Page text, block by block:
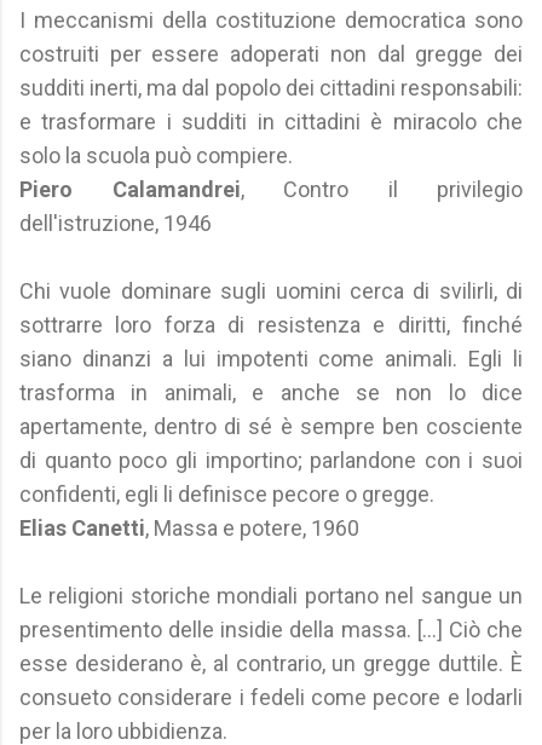
I meccanismi della costituzione democratica sono
costruiti per essere adoperati non dal gregge dei
sudditi inerti, ma dal popolo dei cittadini responsabili:
e trasformare i sudditi in cittadini è miracolo che
solo la scuola può compiere.
Piero Calamandrei, Contro il privilegio
dell'istruzione, 1946
Chi vuole dominare sugli uomini cerca di svilirli, di
sottrarre loro forza di resistenza e diritti, finché
siano dinanzi a lui impotenti come animali. Egli li
trasforma in animali, e anche se non lo dice
apertamente, dentro di sé è sempre ben cosciente
di quanto poco gli importino; parlandone con i suoi
confidenti, egli li definisce pecore o gregge.
Elias Canetti, Massa e potere, 1960
Le religioni storiche mondiali portano nel sangue un
presentimento delle insidie della massa. […] Ciò che
esse desiderano è, al contrario, un gregge duttile. È
consueto considerare i fedeli come pecore e lodarli
per la loro ubbidienza.